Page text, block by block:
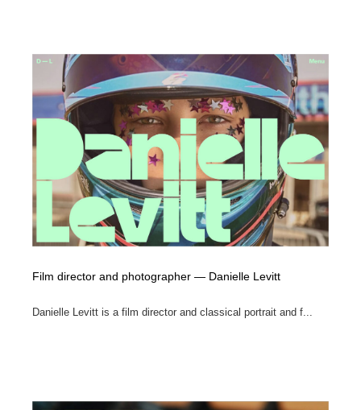
Film director and photographer — Danielle Levitt
Danielle Levitt is a film director and classical portrait and f...